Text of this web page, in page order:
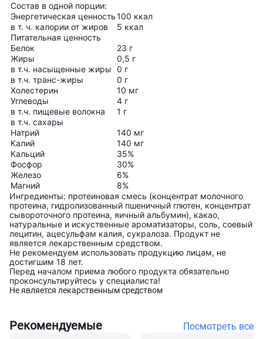
Состав в одной порции:
Энергетическая ценность100 ккал
в т. ч. калории от жиров
5 ккал
Питательная ценность
Белок
23 г
Жиры
0,5 г
в т.ч. насыщенные жиры 0 г
в т.ч. транс-жиры
0 г
Холестерин
10 мг
Углеводы
4 г
в т.ч. пищевые волокна
1 г
в т.ч. сахары
Натрий
140 мг
Калий
140 мг
Кальций
35%
Фосфор
30%
Железо
6%
Магний
8%
Ингредиенты: протеиновая смесь (концентрат молочного
протеина, гидролизованный пшеничный глютен, концентрат
сывороточного протеина, яичный альбумин), какао,
натуральные и искуственные ароматизаторы, соль, соевый
лецитин, ацесульфам калия, сукралоза. Продукт не
является лекарственным средством.
Не рекомендуем использовать продукцию лицам, не
достигшим 18 лет.
Перед началом приема любого продукта обязательно
проконсультируйтесь у специалиста!
Не является лекарственным средством
Рекомендуемые Посмотреть все